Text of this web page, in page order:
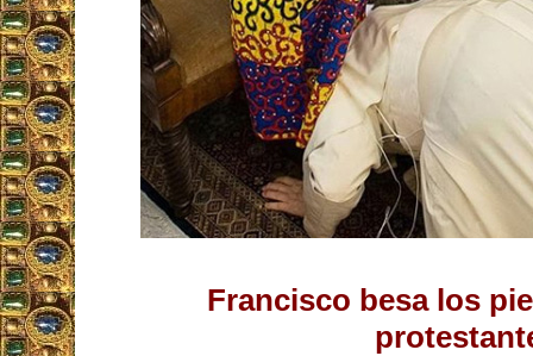
Francisco besa los